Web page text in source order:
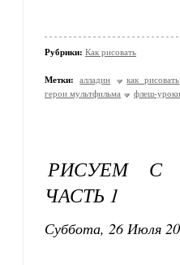
Рубрики: Как рисовать
Метки: алладин
как рисовать
герои мультфильма
флеш-уроки
РИСУЕМ С
ЧАСТЬ 1
Суббота, 26 Июля